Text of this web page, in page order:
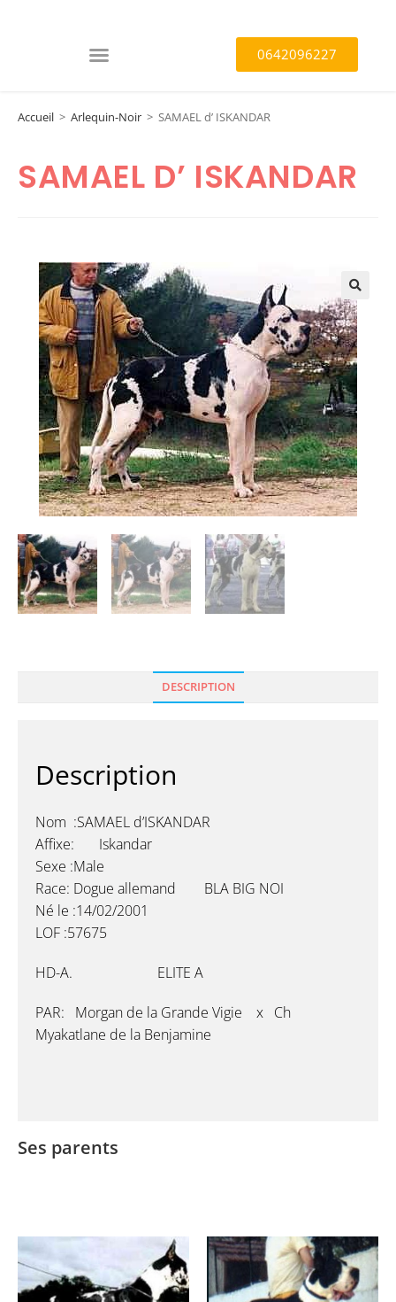
0642096227
Accueil > Arlequin-Noir > SAMAEL d’ ISKANDAR
SAMAEL D’ ISKANDAR
🔍
DESCRIPTION
Description
Nom :SAMAEL d’ISKANDAR
Affixe: Iskandar
Sexe :Male
Race: Dogue allemand BLA BIG NOI
Né le :14/02/2001
LOF :57675
HD-A. ELITE A
PAR: Morgan de la Grande Vigie x Ch
Myakatlane de la Benjamine
Ses parents